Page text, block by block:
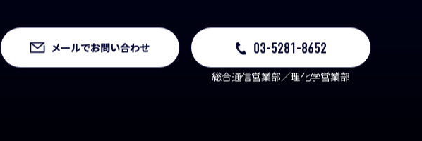
メールでお問い合わせ 03-5281-8652
総合通信営業部／理化学営業部